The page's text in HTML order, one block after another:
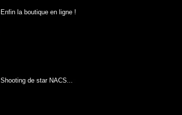
Enfin la boutique en ligne !
Shooting de star NACS...